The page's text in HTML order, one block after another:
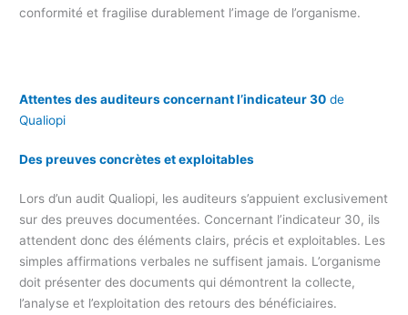
conformité et fragilise durablement l’image de l’organisme.
Attentes des auditeurs concernant l’indicateur 30 de
Qualiopi
Des preuves concrètes et exploitables
Lors d’un audit Qualiopi, les auditeurs s’appuient exclusivement
sur des preuves documentées. Concernant l’indicateur 30, ils
attendent donc des éléments clairs, précis et exploitables. Les
simples affirmations verbales ne suffisent jamais. L’organisme
doit présenter des documents qui démontrent la collecte,
l’analyse et l’exploitation des retours des bénéficiaires.